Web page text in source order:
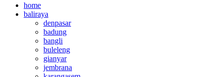
home
baliraya
denpasar
badung
bangli
buleleng
gianyar
jembrana